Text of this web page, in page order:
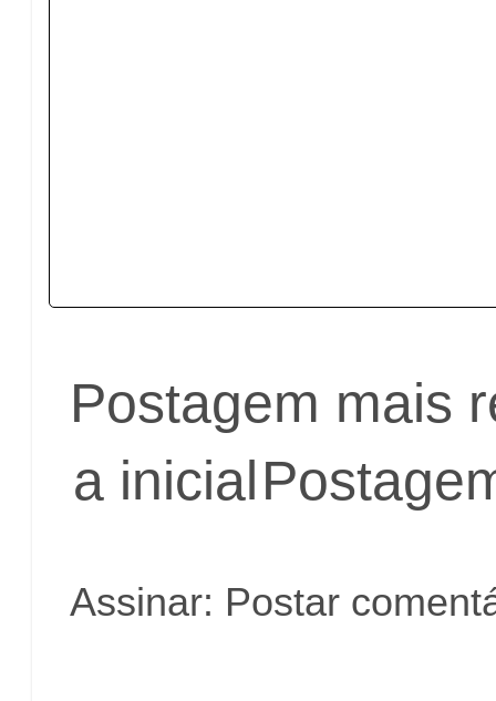
Postagem mais
a inicial
Assinar: Postar